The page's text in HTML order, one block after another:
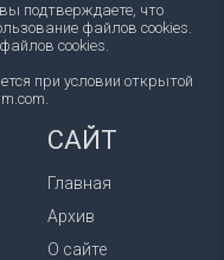
подтверждаете, что
файлов cookies.
cookies.
при условии открытой
САЙТ
Главная
Архив
О сайте